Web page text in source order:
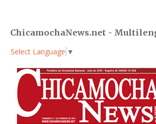
ChicamochaNews.net -
Select Language ▼